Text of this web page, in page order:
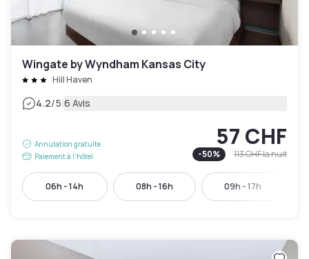
Wingate by Wyndham Kansas City
Hill Haven
4.2/5|6 Avis
Annulation gratuite
Paiement à l'hôtel
57 CHF
-50% 113 CHFla nuit
06h - 14h 08h - 16h 09h - 17h